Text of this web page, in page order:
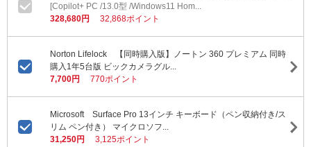
[Copilot+ PC /13.0型 /Windows11 Hom...
328,680円
32,868ポイント
Norton Lifelock 【同時購入版】ノートン 360 プレミアム 同時
購入1年5台版 ビックカメラグル...
7,700円
770ポイント
Microsoft Surface Pro 13インチ キーボード（ペン収納付き/ス
リム ペン付き） マイクロソフ...
31,250円
3,125ポイント